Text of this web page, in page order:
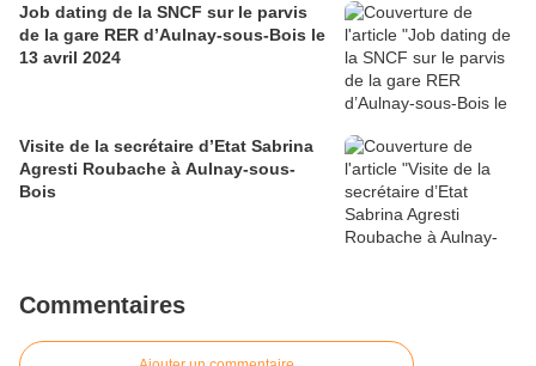
Job dating de la SNCF sur le parvis
de la gare RER d’Aulnay-sous-Bois le
13 avril 2024
Visite de la secrétaire d’Etat Sabrina
Agresti Roubache à Aulnay-sous-
Bois
Commentaires